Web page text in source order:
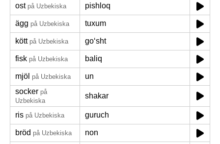
ost på Uzbekiska pishloq
ägg på Uzbekiska tuxum
kött på Uzbekiska goʻsht
fisk på Uzbekiska baliq
mjöl på Uzbekiska
un
socker på
Uzbekiska
shakar
ris på Uzbekiska guruch
bröd på Uzbekiska
non